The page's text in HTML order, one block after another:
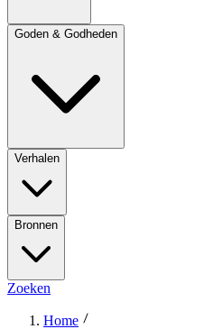
Goden & Godheden
Verhalen
Bronnen
Zoeken
Home